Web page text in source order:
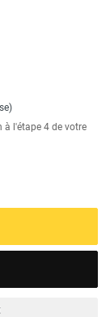
l'étape 4 de votre